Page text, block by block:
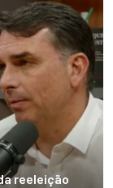
reeleição